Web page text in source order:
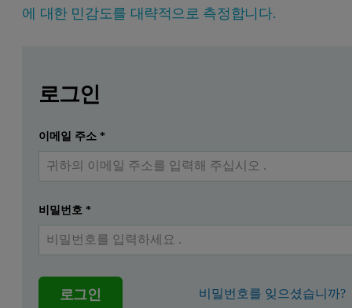
에 대한 민감도를 대략적으로 측정합니다.
치료제로 사용하기 위한 생체 분자는 환자에게 투여
서론
바이오 의약 개발에서 조기에 수행해야 할 사항은 바이오
제형 개발 전에 단백질의 특성을 분석해야 합니다. 이에는
제형 개발의 다른 요소는 약물 전달 메커니즘과 관련되어
제출하다
로그인
이메일 주소 *
비밀번호 *
로그인 비밀번호를 잊으셨습니까?